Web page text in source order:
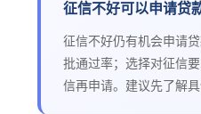
征信不好可以申请贷
征信不好仍有机会申请
批通过率；选择对征信
信再申请。建议先了解